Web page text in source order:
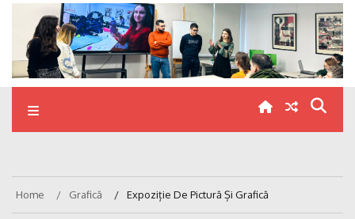
Home Grafică Expoziție De Pictură Și Grafică